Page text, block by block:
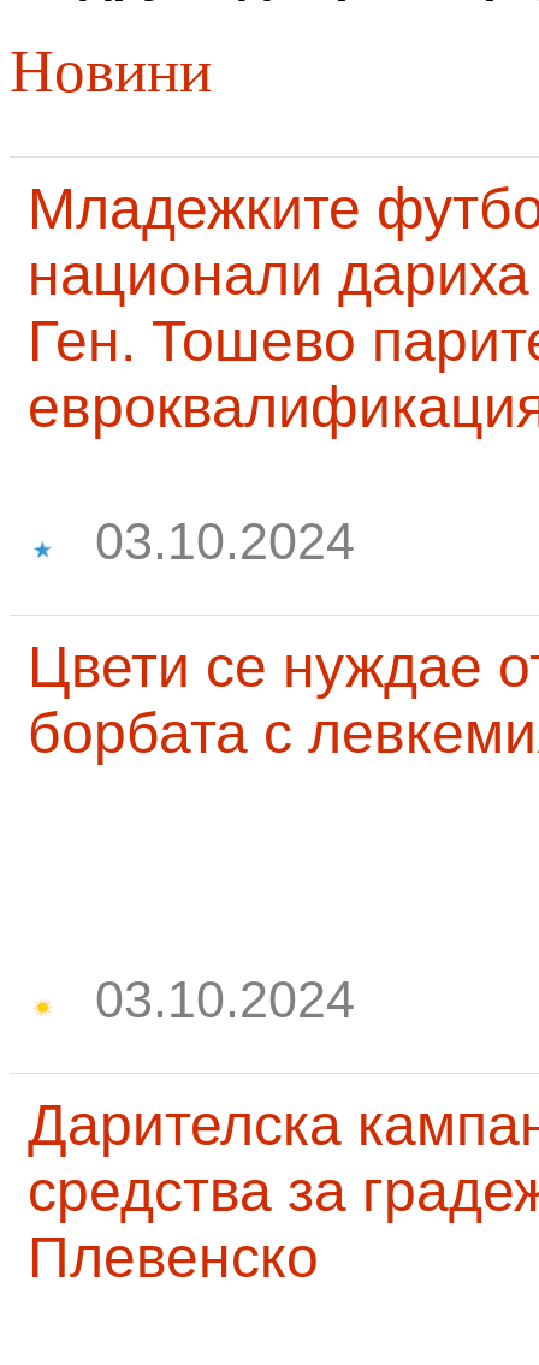
Новини
Младежките
национали
Ген. Тошево
03.10.2024
Цвети се нуждае
борбата с
03.10.2024
Дарителска
средства за
Плевенско